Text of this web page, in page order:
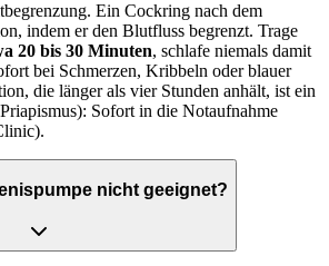
Ein Cockring nach dem
indem er den Blutfluss begrenzt. Trage
20 bis 30 Minuten, schlafe niemals damit
bei Schmerzen, Kribbeln oder blauer
die länger als vier Stunden anhält, ist ein
Sofort in die Notaufnahme
nicht geeignet?